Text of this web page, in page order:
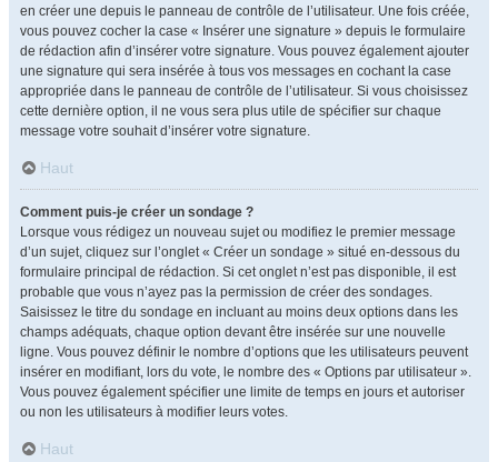
en créer une depuis le panneau de contrôle de l’utilisateur. Une fois créée,
vous pouvez cocher la case « Insérer une signature » depuis le formulaire
de rédaction afin d’insérer votre signature. Vous pouvez également ajouter
une signature qui sera insérée à tous vos messages en cochant la case
appropriée dans le panneau de contrôle de l’utilisateur. Si vous choisissez
cette dernière option, il ne vous sera plus utile de spécifier sur chaque
message votre souhait d’insérer votre signature.
Haut
Comment puis-je créer un sondage ?
Lorsque vous rédigez un nouveau sujet ou modifiez le premier message
d’un sujet, cliquez sur l’onglet « Créer un sondage » situé en-dessous du
formulaire principal de rédaction. Si cet onglet n’est pas disponible, il est
probable que vous n’ayez pas la permission de créer des sondages.
Saisissez le titre du sondage en incluant au moins deux options dans les
champs adéquats, chaque option devant être insérée sur une nouvelle
ligne. Vous pouvez définir le nombre d’options que les utilisateurs peuvent
insérer en modifiant, lors du vote, le nombre des « Options par utilisateur ».
Vous pouvez également spécifier une limite de temps en jours et autoriser
ou non les utilisateurs à modifier leurs votes.
Haut